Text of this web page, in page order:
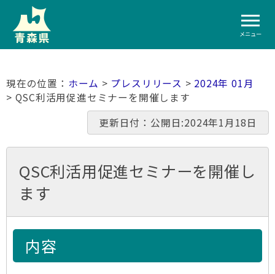
メニュー
ホーム > プレスリリース > 2024年 01月
> QSC利活用促進セミナーを開催します
更新日付：公開日:2024年1月18日
QSC利活用促進セミナーを開催し
ます
内容